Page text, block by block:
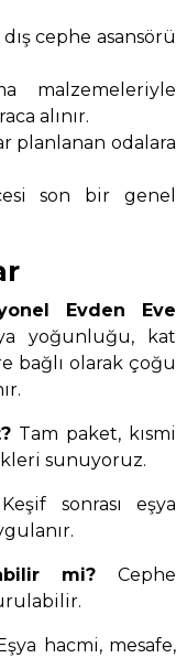
cephe asansörü
malzemeleriyle
alınır.
planlanan odalara
son bir genel
Evden Eve
yoğunluğu, kat
bağlı olarak çoğu
Tam paket, kısmi
sunuyoruz.
sonrası eşya
mi? Cephe
hacmi, mesafe,